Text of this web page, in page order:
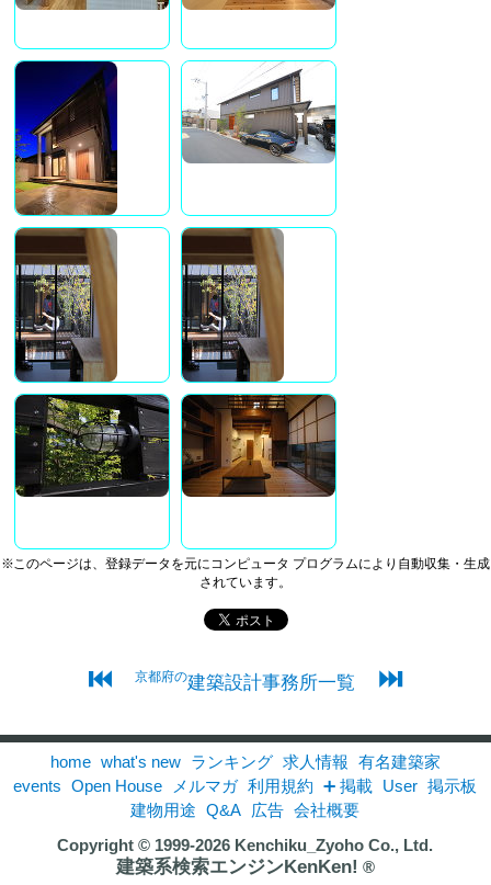
※このページは、登録データを元にコンピュータ プログラムにより自動収集・生成
されています。
⏮ 京都府の建築設計事務所一覧 ⏭
home what's new ランキング 求人情報 有名建築家
events
Open House メルマガ 利用規約 ➕ 掲載 User 掲示板
建物用途
Q&A 広告 会社概要
Copyright © 1999-2026 Kenchiku_Zyoho Co., Ltd.
建築系検索エンジンKenKen! ®